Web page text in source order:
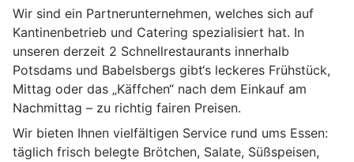
Wir sind ein Partnerunternehmen, welches sich auf
Kantinenbetrieb und Catering spezialisiert hat. In
unseren derzeit 2 Schnellrestaurants innerhalb
Potsdams und Babelsbergs gibt‘s leckeres Frühstück,
Mittag oder das „Käffchen“ nach dem Einkauf am
Nachmittag – zu richtig fairen Preisen.
Wir bieten Ihnen vielfältigen Service rund ums Essen:
täglich frisch belegte Brötchen, Salate, Süßspeisen,